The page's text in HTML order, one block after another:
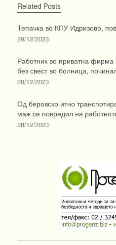
Related Posts
Тепачка во КПУ Идризово,
29/12/2023
Работник во приватна
без свест во болница,
28/12/2023
Од беровско итно
маж се повредил на
28/12/2023